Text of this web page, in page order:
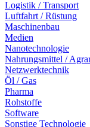
Logistik / Transport
Luftfahrt / Rüstung
Maschinenbau
Medien
Nanotechnologie
Nahrungsmittel /
Netzwerktechnik
Öl / Gas
Pharma
Rohstoffe
Software
Sonstige Technologie